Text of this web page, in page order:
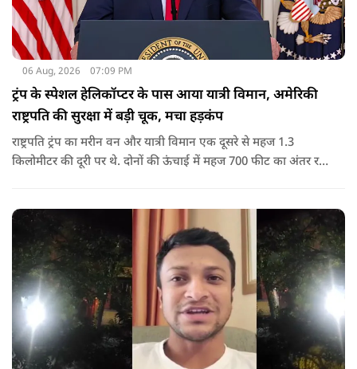
06 Aug, 2026 07:09 PM
ट्रंप के स्पेशल हेलिकॉप्टर के पास आया यात्री विमान, अमेरिकी
राष्ट्रपति की सुरक्षा में बड़ी चूक, मचा हड़कंप
राष्ट्रपति ट्रंप का मरीन वन और यात्री विमान एक दूसरे से महज 1.3
किलोमीटर की दूरी पर थे. दोनों की ऊंचाई में महज 700 फीट का अंतर रह